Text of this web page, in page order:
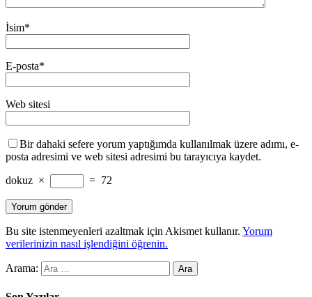
İsim*
E-posta*
Web sitesi
Bir dahaki sefere yorum yaptığımda kullanılmak üzere adımı, e-
posta adresimi ve web sitesi adresimi bu tarayıcıya kaydet.
dokuz × = 72
Bu site istenmeyenleri azaltmak için Akismet kullanır. Yorum
verilerinizin nasıl işlendiğini öğrenin.
Arama: